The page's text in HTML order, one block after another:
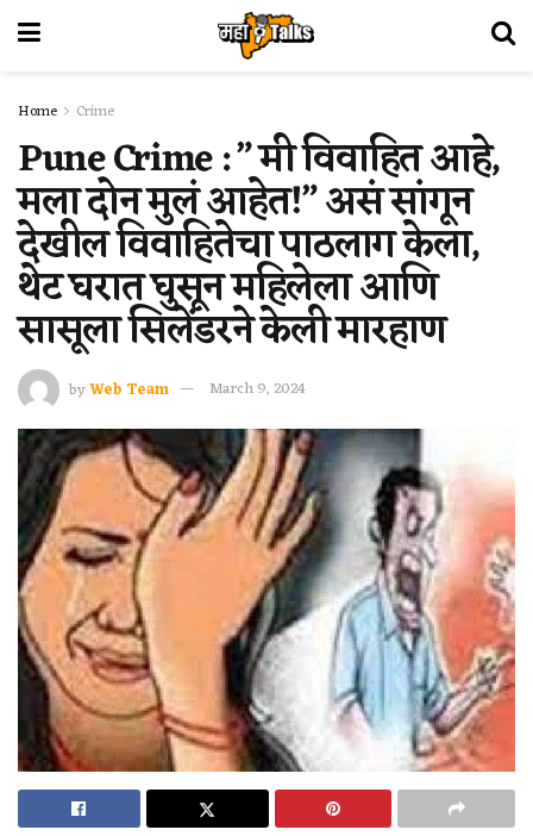
Home Crime
Pune Crime : ” मी विवाहित आहे,
मला दोन मुलं आहेत!” असं सांगून
देखील विवाहितेचा पाठलाग केला,
थेट घरात घुसून महिलेला आणि
सासूला सिलेंडरने केली मारहाण
byWeb Team March 9, 2024